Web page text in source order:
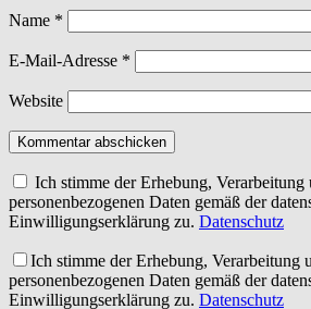
Name *
E-Mail-Adresse *
Website
Kommentar abschicken
Ich stimme der Erhebung,
personenbezogenen Daten gemäß der
Einwilligungserklärung zu. Datenschutz
Ich stimme der Erhebung, Verarbeitung
personenbezogenen Daten gemäß der
Einwilligungserklärung zu. Datenschutz